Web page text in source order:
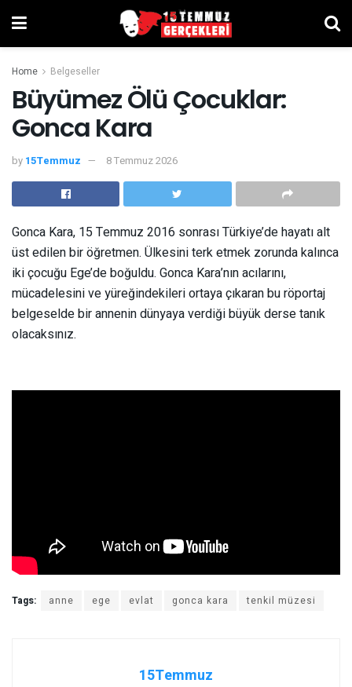
Home Belgeseller
Büyümez Ölü Çocuklar:
Gonca Kara
by 15Temmuz 8 Temmuz 2026
Gonca Kara, 15 Temmuz 2016 sonrası Türkiye’de hayatı alt
üst edilen bir öğretmen. Ülkesini terk etmek zorunda kalınca
iki çocuğu Ege’de boğuldu. Gonca Kara’nın acılarını,
mücadelesini ve yüreğindekileri ortaya çıkaran bu röportaj
belgeselde bir annenin dünyaya verdiği büyük derse tanık
olacaksınız.
Tags: anne ege evlat gonca kara tenkil müzesi
15Temmuz